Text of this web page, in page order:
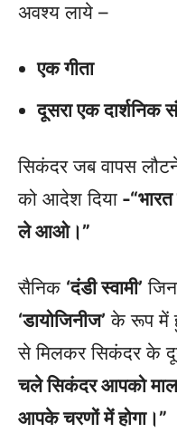
अवश्य लाये –
एक गीता
दूसरा एक दार्शनिक
सिकंदर जब वापस
को आदेश दिया -
ले आओ।”
सैनिक ‘दंडी स्वामी’
‘डायोजिनीज’ के रूप में
से मिलकर सिकंदर के
चले सिकंदर आपको
आपके चरणों में होगा।”